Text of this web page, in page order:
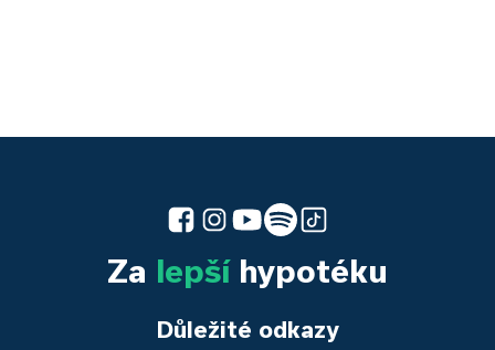
Za lepšíhypotéku
Důležité odkazy